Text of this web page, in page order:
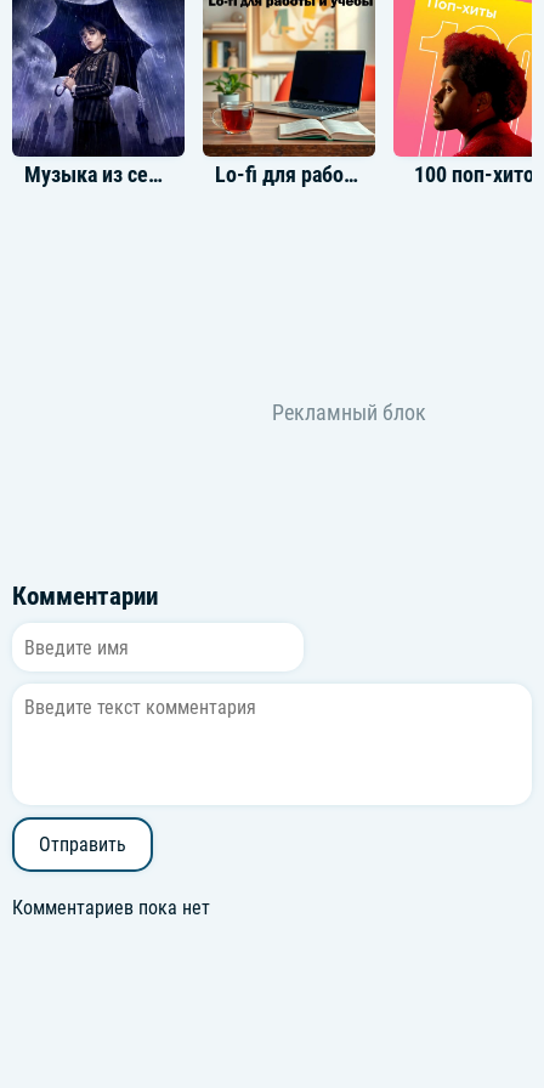
Всё, что держу в своих руках — это я сделал сам
Я не нуждаюсь в представлении, Jinada скам
Здесь пауки, мы поколение, со мной Рёдан
Skyline узнает где ты, сука, нам не нужен скан (р-р-а)
И под капотом 320, насладись последним днём, а
Мои гла-, мои гла- видят пустых, глаук-
Проклятый ублюдок, на мне метка паука
Клеймо четвёрки на спине и труппа, скрытая в тенях
Музыка из сериала Уэнсдей Lo-fi для работы и учёбы 100 поп-
Комментарии
Отправить
Комментариев пока нет